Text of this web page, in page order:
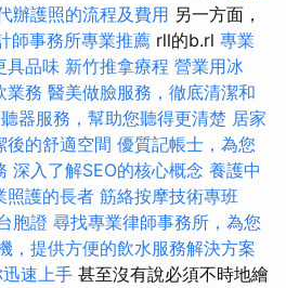
辦護照的流程及費用 另一方面，
師事務所專業推薦 rll的b.rl 專業
具品味 新竹推拿療程 營業用冰
業務 醫美做臉服務，徹底清潔和
器服務，幫助您聽得更清楚 居家
後的舒適空間 優質記帳士，為您
深入了解SEO的核心概念 養護中
照護的長者 筋絡按摩技術專班
胞證 尋找專業律師事務所，為您
，提供方便的飲水服務解決方案
速上手 甚至沒有說必須不時地繪